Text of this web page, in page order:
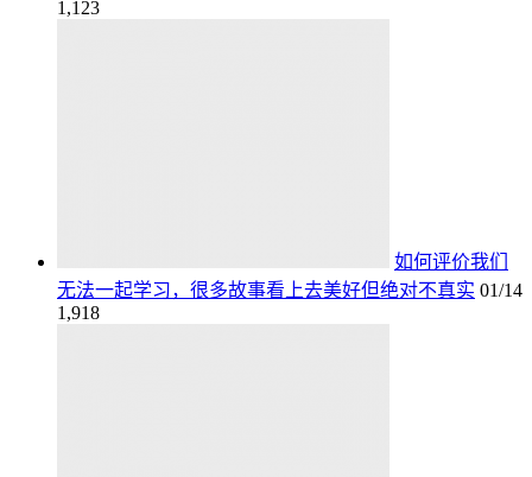
1,123
如何评价我们
无法一起学习，很多故事看上去美好但绝对不真实 01/14
1,918